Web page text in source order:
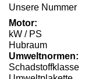
Unsere Nummer
Motor:
kW / PS
Hubraum
Umweltnormen:
Schadstoffklasse